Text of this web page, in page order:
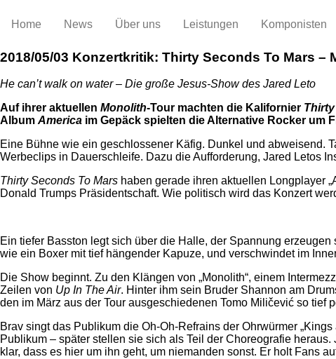
Home News Über uns Leistungen Komponisten
2018/05/03 Konzertkritik: Thirty Seconds To Mars –
He can’t walk on water – Die große Jesus-Show des Jared Leto
Auf ihrer aktuellen Monolith-Tour machten die Kalifornier
AlbumAmerica im Gepäck spielten die Alternative Rocker um
Eine Bühne wie ein geschlossener Käfig. Dunkel und abweisend.
Werbeclips in Dauerschleife. Dazu die Aufforderung, Jared Letos
Thirty Seconds To Mars haben gerade ihren aktuellen Longplayer
Donald Trumps Präsidentschaft. Wie politisch wird das Konzert
Ein tiefer Basston legt sich über die Halle, der Spannung
wie ein Boxer mit tief hängender Kapuze, und verschwindet im
Die Show beginnt. Zu den Klängen von „Monolith“, einem
Zeilen von Up In The Air. Hinter ihm sein Bruder Shannon am
den im März aus der Tour ausgeschiedenen Tomo Miličević so
Brav singt das Publikum die Oh-Oh-Refrains der Ohrwürmer
Publikum – später stellen sie sich als Teil der Choreografie
klar, dass es hier um ihn geht, um niemanden sonst. Er holt Fans